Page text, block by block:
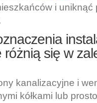
i uniknąć
się w
kanalizacyjne i
kółkami lub